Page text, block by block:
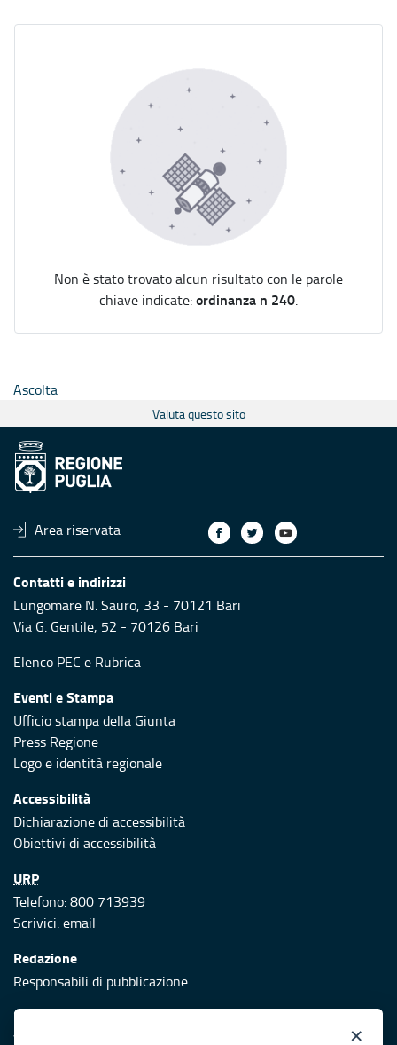
Non è stato trovato alcun risultato con le parole
chiave indicate:ordinanza n 240.
Ascolta
Valuta questo sito
Area riservata
Contatti e indirizzi
Lungomare N. Sauro, 33 - 70121 Bari
Via G. Gentile, 52 - 70126 Bari
Elenco PEC e Rubrica
Eventi e Stampa
Ufficio stampa della Giunta
Press Regione
Logo e identità regionale
Accessibilità
Dichiarazione di accessibilità
Obiettivi di accessibilità
URP
Telefono: 800 713939
Scrivici:email
Redazione
Responsabili di pubblicazione
Protezione civile
Vai al sito di Protezione Civile Puglia ×